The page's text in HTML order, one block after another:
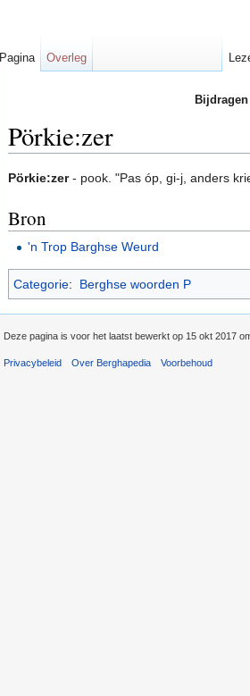
Pörkie:zer
Pörkie:zer- pook. "Pas óp, gi-j, anders
Bron
'n Trop Barghse Weurd
Categorie: Berghse woorden P
Pagina Overleg
Deze pagina is voor het laatst bewerkt op 15 okt 2017
Privacybeleid Over Berghapedia Voorbehoud